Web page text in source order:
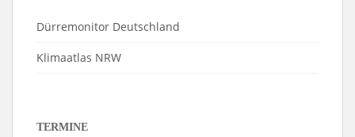
Dürremonitor Deutschland
Klimaatlas NRW
TERMINE